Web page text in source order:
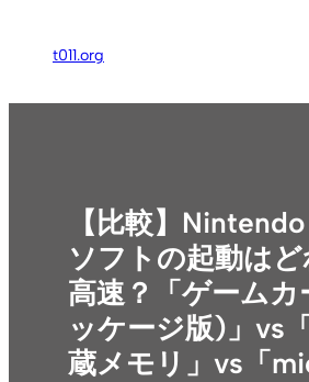
ス
t011.org
【比較】
ソフトの起動は
高速？「ゲーム
ッケージ版)」vs
蔵メモリ」vs「